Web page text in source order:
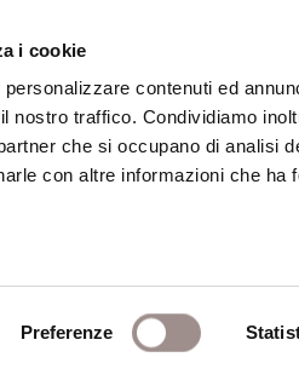
i cookie
contenuti ed
nostro traffico. Condividiamo
che si occupano di analisi
con altre informazioni che ha
Preferenze
Centro Culturale